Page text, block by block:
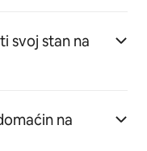
svoj stan na
na